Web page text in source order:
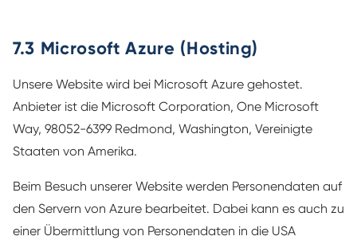
7.3 Microsoft Azure (Hosting)
Unsere Website wird bei Microsoft Azure gehostet.
Anbieter ist die Microsoft Corporation, One Microsoft
Way, 98052-6399 Redmond, Washington, Vereinigte
Staaten von Amerika.
Beim Besuch unserer Website werden Personendaten auf
den Servern von Azure bearbeitet. Dabei kann es auch zu
einer Übermittlung von Personendaten in die USA